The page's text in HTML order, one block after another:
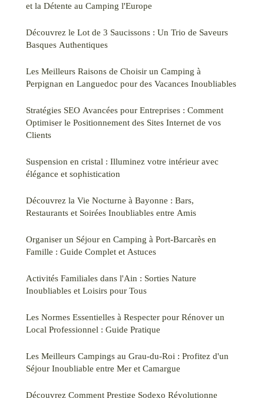
et la Détente au Camping l'Europe
Découvrez le Lot de 3 Saucissons : Un Trio de Saveurs
Basques Authentiques
Les Meilleurs Raisons de Choisir un Camping à
Perpignan en Languedoc pour des Vacances Inoubliables
Stratégies SEO Avancées pour Entreprises : Comment
Optimiser le Positionnement des Sites Internet de vos
Clients
Suspension en cristal : Illuminez votre intérieur avec
élégance et sophistication
Découvrez la Vie Nocturne à Bayonne : Bars,
Restaurants et Soirées Inoubliables entre Amis
Organiser un Séjour en Camping à Port-Barcarès en
Famille : Guide Complet et Astuces
Activités Familiales dans l'Ain : Sorties Nature
Inoubliables et Loisirs pour Tous
Les Normes Essentielles à Respecter pour Rénover un
Local Professionnel : Guide Pratique
Les Meilleurs Campings au Grau-du-Roi : Profitez d'un
Séjour Inoubliable entre Mer et Camargue
Découvrez Comment Prestige Sodexo Révolutionne